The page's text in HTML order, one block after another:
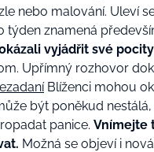
nebo malování. Uleví
týden znamená
vyjádřit své
Upřímný rozhovor
Blíženci mohou
být poněkud
panice. Vnímejte
Možná se objeví i